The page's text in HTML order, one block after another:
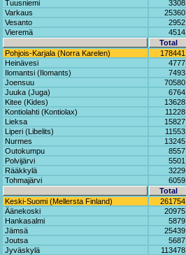
Tuusniemi
3308
Varkaus
25360
Vesanto
2952
Vieremä
4514
Total
Pohjois-Karjala (Norra Karelen)
178441
Heinävesi
4777
Ilomantsi (Ilomants)
7493
Joensuu
70580
Juuka (Juga)
6764
Kitee (Kides)
13628
Kontiolahti (Kontiolax)
11228
Lieksa
15827
Liperi (Libelits)
11553
Nurmes
13245
Outokumpu
8557
Polvijärvi
5501
Rääkkylä
3229
Tohmajärvi
6059
Total
Keski-Suomi (Mellersta Finland)
261754
Äänekoski
20975
Hankasalmi
5879
Jämsä
25439
Joutsa
5687
Jyväskylä
113478